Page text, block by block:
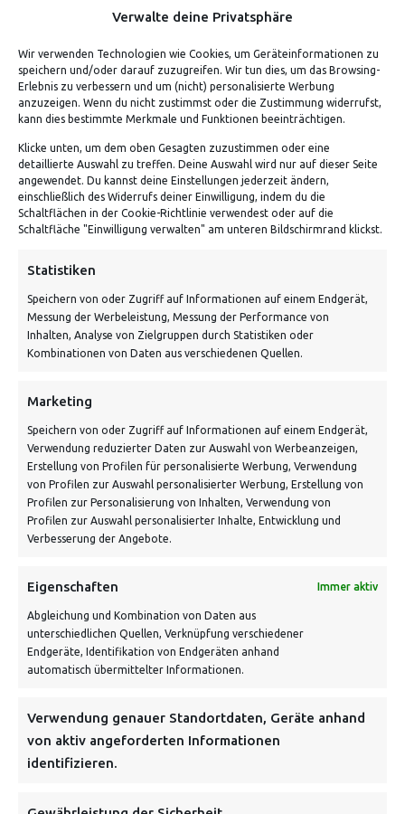
Verwalte deine Privatsphäre
Wir verwenden Technologien wie Cookies, um Geräteinformationen zu
speichern und/oder darauf zuzugreifen. Wir tun dies, um das Browsing-
Erlebnis zu verbessern und um (nicht) personalisierte Werbung
anzuzeigen. Wenn du nicht zustimmst oder die Zustimmung widerrufst,
kann dies bestimmte Merkmale und Funktionen beeinträchtigen.
Klicke unten, um dem oben Gesagten zuzustimmen oder eine
detaillierte Auswahl zu treffen. Deine Auswahl wird nur auf dieser Seite
angewendet. Du kannst deine Einstellungen jederzeit ändern,
einschließlich des Widerrufs deiner Einwilligung, indem du die
Schaltflächen in der Cookie-Richtlinie verwendest oder auf die
Schaltfläche "Einwilligung verwalten" am unteren Bildschirmrand klickst.
Statistiken
Speichern von oder Zugriff auf Informationen auf einem Endgerät,
Messung der Werbeleistung, Messung der Performance von
Inhalten, Analyse von Zielgruppen durch Statistiken oder
Kombinationen von Daten aus verschiedenen Quellen.
Marketing
Speichern von oder Zugriff auf Informationen auf einem Endgerät,
Verwendung reduzierter Daten zur Auswahl von Werbeanzeigen,
Erstellung von Profilen für personalisierte Werbung, Verwendung
von Profilen zur Auswahl personalisierter Werbung, Erstellung von
Profilen zur Personalisierung von Inhalten, Verwendung von
Profilen zur Auswahl personalisierter Inhalte, Entwicklung und
Verbesserung der Angebote.
Eigenschaften Immer aktiv
Abgleichung und Kombination von Daten aus
unterschiedlichen Quellen, Verknüpfung verschiedener
Endgeräte, Identifikation von Endgeräten anhand
automatisch übermittelter Informationen.
Verwendung genauer Standortdaten, Geräte anhand
von aktiv angeforderten Informationen
identifizieren.
Verdiene bis zu 70 Punkte.
ADRESSE
Von Tiling GmbH
Bahnhofstraße 3, 06268 Nemsdorf-Göhrendorf
Kontakt: Mo - Fr von 10:00 bis 18:00 Uhr
info@vontiling.de
Schnell und grün versendet:
VERSANDKOSTENHINWEIS:
NEWSLETTER